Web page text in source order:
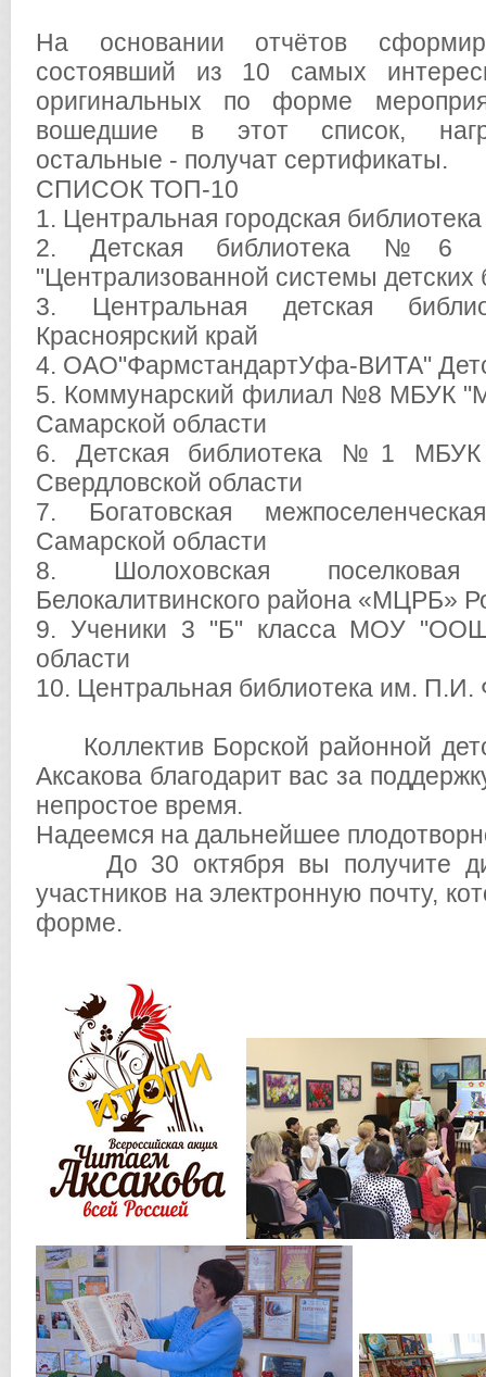
На основании отчётов
состоявший из 10 самых
оригинальных по форме
вошедшие в этот список,
остальные - получат сертификаты.
СПИСОК ТОП-10
1. Центральная городская
2. Детская библиотека
"Централизованной системы детских
3. Центральная детская
Красноярский край
4. ОАО"ФармстандартУфа-ВИТА"
5. Коммунарский филиал №8 МБУК
Самарской области
6. Детская библиотека №1
Свердловской области
7. Богатовская
Самарской области
8. Шолоховская
Белокалитвинского района «МЦРБ»
9. Ученики 3 "Б" класса МОУ
области
10. Центральная библиотека им. П.И.
Коллектив Борской районной
Аксакова благодарит вас за
непростое время.
Надеемся на дальнейшее
До 30 октября вы получите
участников на электронную почту,
форме.